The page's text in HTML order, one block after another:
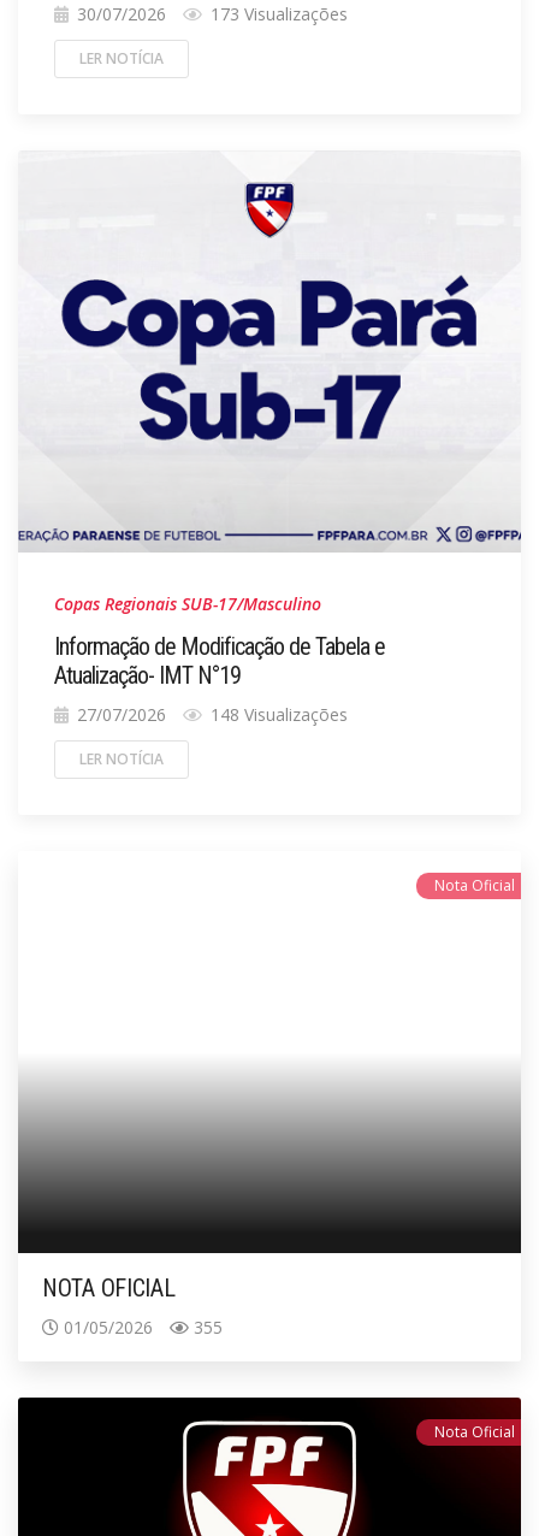
30/07/2026 173 Visualizações
LER NOTÍCIA
Copas Regionais SUB-17/Masculino
Informação de Modificação de Tabela e
Atualização- IMT N°19
27/07/2026 148 Visualizações
LER NOTÍCIA
Nota Oficial
NOTA OFICIAL
01/05/2026 355
Nota Oficial